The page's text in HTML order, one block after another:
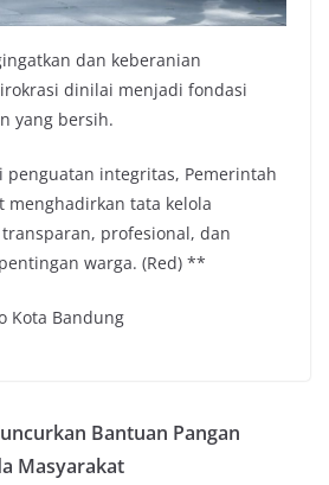
dan keberanian
dinilai menjadi fondasi
yang bersih.
penguatan integritas, Pemerintah
menghadirkan tata kelola
profesional, dan
warga. (Red) **
Kota Bandung
Bantuan Pangan
Masyarakat